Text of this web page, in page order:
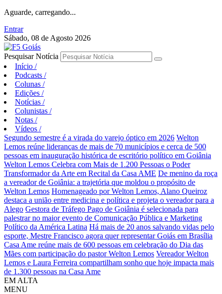
Aguarde, carregando...
Entrar
Sábado, 08 de Agosto 2026
Pesquisar Notícia
Início /
Podcasts /
Colunas /
Edições /
Notícias /
Colunistas /
Notas /
Vídeos /
Segundo semestre é a virada do varejo óptico em 2026 Welton
Lemos reúne lideranças de mais de 70 municípios e cerca de 500
pessoas em inauguração histórica de escritório político em Goiânia
Welton Lemos Celebra com Mais de 1.200 Pessoas o Poder
Transformador da Arte em Recital da Casa AME De menino da roça
a vereador de Goiânia: a trajetória que moldou o propósito de
Welton Lemos Homenageado por Welton Lemos, Alano Queiroz
destaca a união entre medicina e política e projeta o vereador para a
Alego Gestora de Tráfego Pago de Goiânia é selecionada para
palestrar no maior evento de Comunicação Pública e Marketing
Político da América Latina Há mais de 20 anos salvando vidas pelo
esporte, Mestre Francisco agora quer representar Goiás em Brasília
Casa Ame reúne mais de 600 pessoas em celebração do Dia das
Mães com participação do pastor Welton Lemos Vereador Welton
Lemos e Laura Ferreira compartilham sonho que hoje impacta mais
de 1.300 pessoas na Casa Ame
EM ALTA
MENU